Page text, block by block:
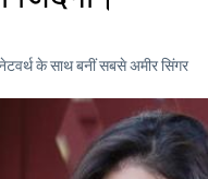
के साथ बनीं सबसे अमीर सिंगर